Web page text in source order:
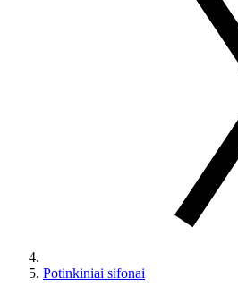
Potinkiniai sifonai